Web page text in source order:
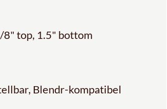
8" top, 1.5" bottom
Blendr-kompatibel